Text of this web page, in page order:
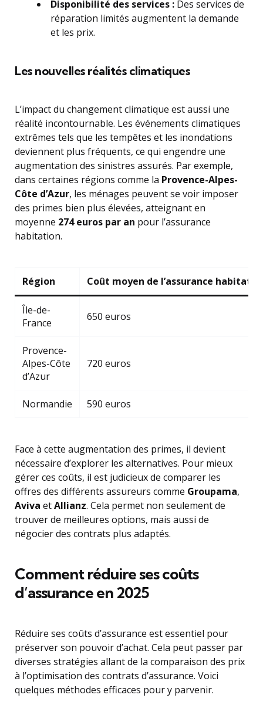
Disponibilité des services : Des services de
réparation limités augmentent la demande
et les prix.
Les nouvelles réalités climatiques
L’impact du changement climatique est aussi une
réalité incontournable. Les événements climatiques
extrêmes tels que les tempêtes et les inondations
deviennent plus fréquents, ce qui engendre une
augmentation des sinistres assurés. Par exemple,
dans certaines régions comme la Provence-Alpes-
Côte d’Azur, les ménages peuvent se voir imposer
des primes bien plus élevées, atteignant en
moyenne 274 euros par an pour l’assurance
habitation.
Région Coût moyen de l’assurance
Île-de-
France
650 euros
Provence-
Alpes-Côte
d’Azur
720 euros
Normandie 590 euros
Face à cette augmentation des primes, il devient
nécessaire d’explorer les alternatives. Pour mieux
gérer ces coûts, il est judicieux de comparer les
offres des différents assureurs comme Groupama,
Aviva etAllianz. Cela permet non seulement de
trouver de meilleures options, mais aussi de
négocier des contrats plus adaptés.
Comment réduire ses coûts
d’assurance en 2025
Réduire ses coûts d’assurance est essentiel pour
préserver son pouvoir d’achat. Cela peut passer par
diverses stratégies allant de la comparaison des prix
à l’optimisation des contrats d’assurance. Voici
quelques méthodes efficaces pour y parvenir.